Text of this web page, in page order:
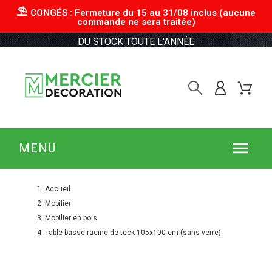
⛱︎ CONGÉS : Fermeture du 15 au 31/08 inclus (aucune
commande ne sera traitée)
DU STOCK TOUTE L'ANNÉE
MENU
Accueil
Mobilier
Mobilier en bois
Table basse racine de teck 105x100 cm (sans verre)